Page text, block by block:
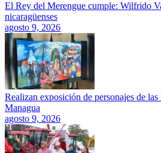
El Rey del Merengue cumple: Wilfrido
nicaragüenses
agosto 9, 2026
Realizan exposición de personajes de
Managua
agosto 9, 2026